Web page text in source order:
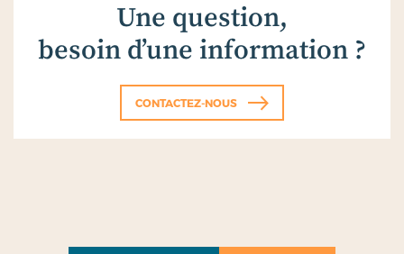
Une question,
besoin d’une information ?
CONTACTEZ-NOUS